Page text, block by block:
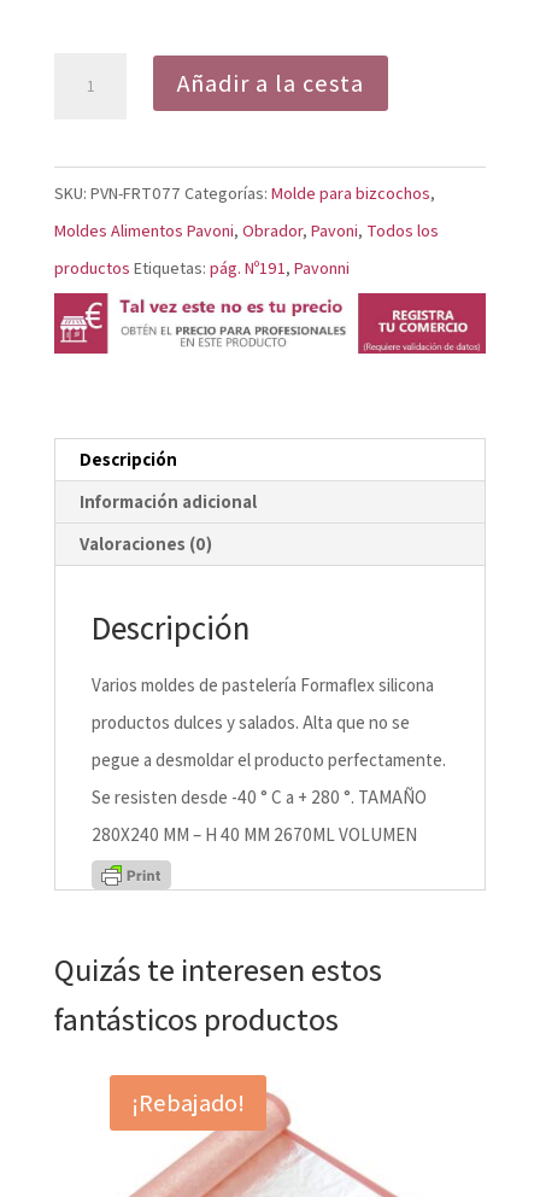
Añadir a la cesta
SKU: PVN-FRT077 Categorías: Molde para bizcochos,
Moldes Alimentos Pavoni, Obrador, Pavoni, Todos los
productos Etiquetas: pág. Nº191, Pavonni
Descripción
Información adicional
Valoraciones (0)
Descripción
Varios moldes de pastelería Formaflex silicona
productos dulces y salados. Alta que no se
pegue a desmoldar el producto perfectamente.
Se resisten desde -40 ° C a + 280 °. TAMAÑO
280X240 MM – H 40 MM 2670ML VOLUMEN
Quizás te interesen estos
fantásticos productos
¡Rebajado!